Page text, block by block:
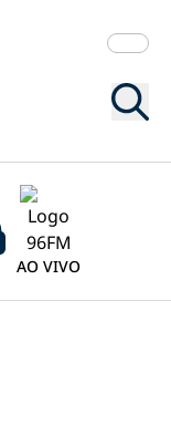
AO VIVO